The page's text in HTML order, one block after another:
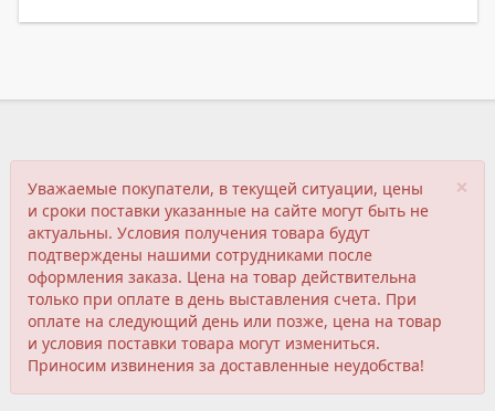
×
Уважаемые покупатели, в текущей ситуации, цены
и сроки поставки указанные на сайте могут быть не
актуальны. Условия получения товара будут
подтверждены нашими сотрудниками после
оформления заказа. Цена на товар действительна
только при оплате в день выставления счета. При
оплате на следующий день или позже, цена на товар
и условия поставки товара могут измениться.
Приносим извинения за доставленные неудобства!